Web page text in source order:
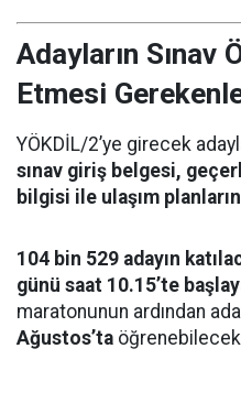
Adayların Sınav
Etmesi
YÖKDİL/2’ye girecek
sınav giriş belgesi,
bilgisi ile ulaşım
104 bin 529 adayın
günü saat 10.15’te
maratonunun ardından
Ağustos’ta